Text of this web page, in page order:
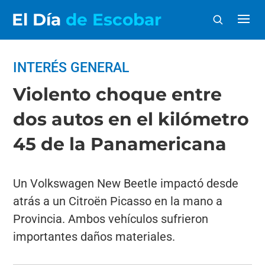
El Día de Escobar
INTERÉS GENERAL
Violento choque entre
dos autos en el kilómetro
45 de la Panamericana
Un Volkswagen New Beetle impactó desde
atrás a un Citroën Picasso en la mano a
Provincia. Ambos vehículos sufrieron
importantes daños materiales.